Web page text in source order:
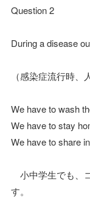
Question 2
During a disease
（感染症流行時、
We have to wash
We have to stay
We have to share
小中学生でも、
す。